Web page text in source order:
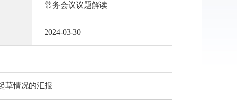
常务会议议题解读
2024-03-30
草情况的汇报